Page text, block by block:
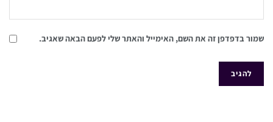
שמור בדפדפן זה את השם, האימייל והאתר שלי לפעם הבאה שאגיב.